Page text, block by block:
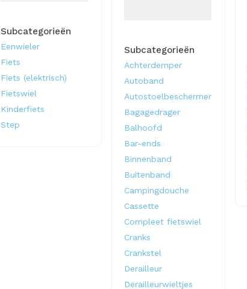
Subcategorieën
Eenwieler
Fiets
Fiets (elektrisch)
Fietswiel
Kinderfiets
Step
Subcategorieën
Achterdemper
Autoband
Autostoelbeschermer
Bagagedrager
Balhoofd
Bar-ends
Binnenband
Buitenband
Campingdouche
Cassette
Compleet fietswiel
Cranks
Crankstel
Derailleur
Derailleurwieltjes